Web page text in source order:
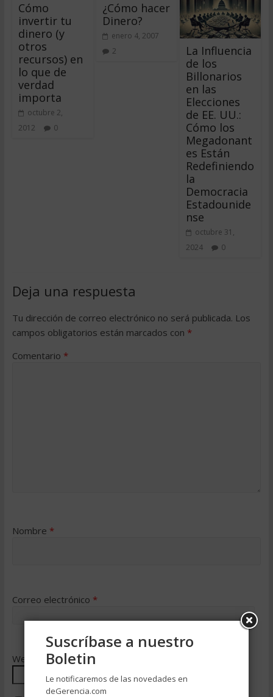
Cómo
invertir tu
dinero (y
otros
recursos) en
lo que de
verdad
importa
octubre 2,
2012
0
¿Cómo hacer
Dinero?
enero 4, 2007
2
La Influencia
de los
Billonarios
en las
Elecciones
de EE. UU.:
Cómo los
Megadonant
es Están
Redefiniendo
la
Democracia
Estadounide
nse
octubre 31,
2024
0
Deja una respuesta
Tu dirección de correo electrónico no será publicada. Los
campos obligatorios están marcados con *
Comentario *
Nombre *
Correo electrónico *
Web
Suscríbase a nuestro
Boletin
Le notificaremos de las novedades en
deGerencia.com